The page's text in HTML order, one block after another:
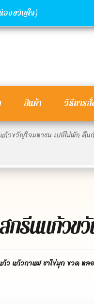
องขวัญใจ)
สินค้า วิธีการ
แก้วขวัญใจมหาชน เปย์ไม่พัก คืน
กรีนแก้วข
ก้ว แก้วกาแฟ ชาไข่มุก ขวด